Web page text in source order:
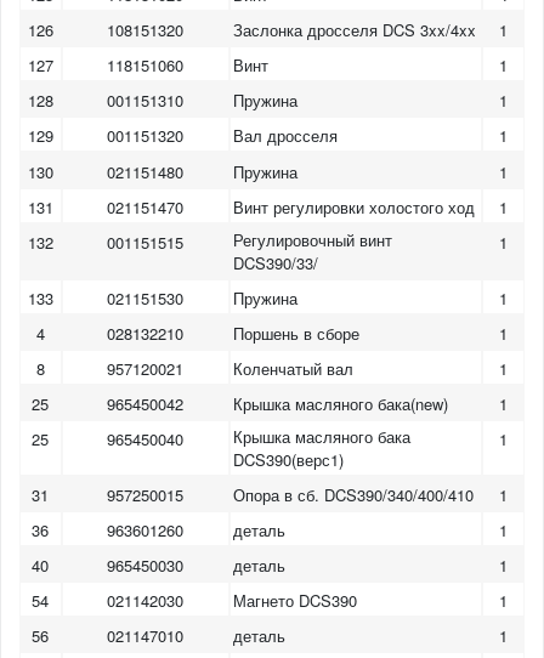
1 3 5 6 7
126
108151320 Заслонка дросселя DCS 3xx/4xx
1
127
118151060 Винт
1
128
001151310 Пружина
1
129
001151320 Вал дросселя
1
130
021151480 Пружина
1
131
021151470 Винт регулировки холостого ход
1
132
001151515
Регулировочный винт
DCS390/33/
1
133 021151530 Пружина
1
4
028132210 Поршень в сборе
1
8
957120021 Коленчатый вал
1
25
965450042 Крышка масляного бака(new)
1
25
965450040
Крышка масляного бака
DCS390(верс1)
1
31 957250015 Опора в сб. DCS390/340/400/410
1
36
963601260 деталь
1
40
965450030 деталь
1
54
021142030 Магнето DCS390
1
56
021147010 деталь
1